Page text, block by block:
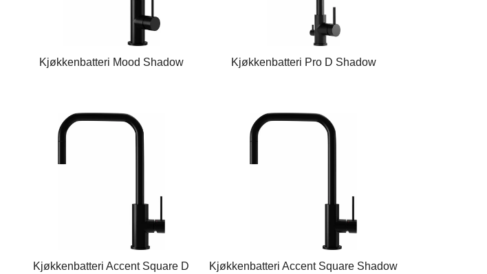
Kjøkkenbatteri Mood Shadow Kjøkkenbatteri Pro D Shadow
Kjøkkenbatteri Accent Square D
Kjøkkenbatteri Accent Square Shadow